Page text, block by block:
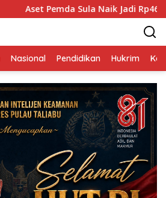
Naik Jadi Rp461,06 Miliar, ini
Nasional Pendidikan Hukrim